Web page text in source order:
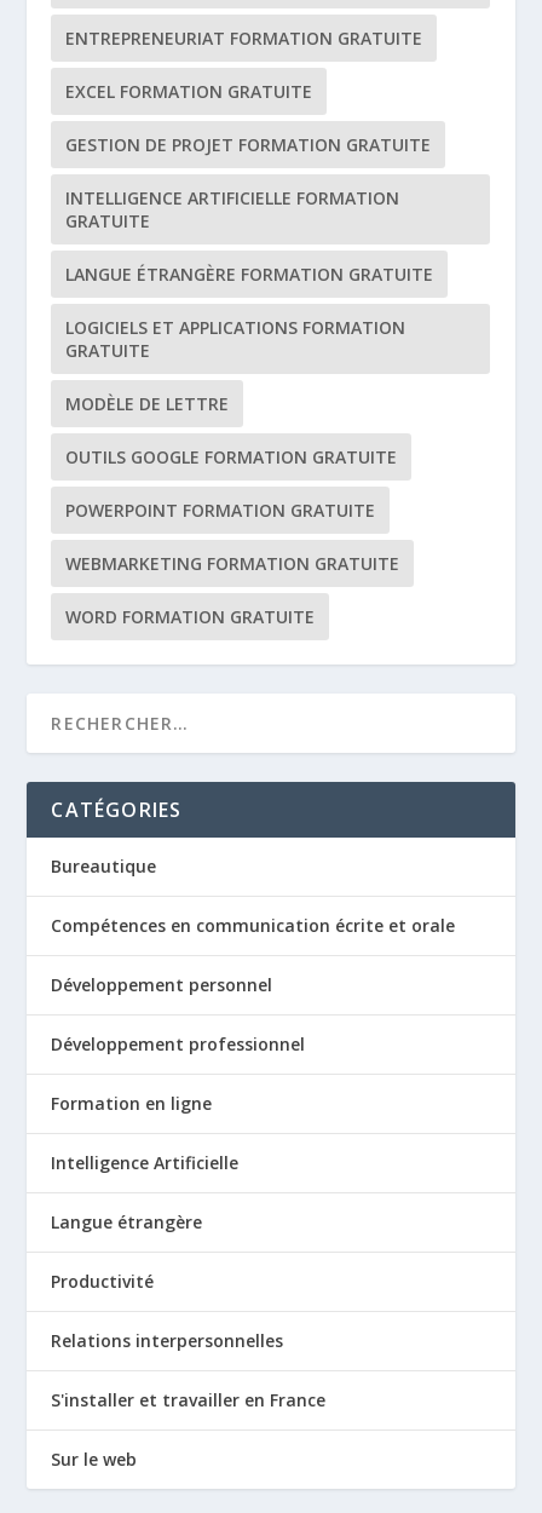
ENTREPRENEURIAT FORMATION GRATUITE
EXCEL FORMATION GRATUITE
GESTION DE PROJET FORMATION GRATUITE
INTELLIGENCE ARTIFICIELLE FORMATION
GRATUITE
LANGUE ÉTRANGÈRE FORMATION GRATUITE
LOGICIELS ET APPLICATIONS FORMATION
GRATUITE
MODÈLE DE LETTRE
OUTILS GOOGLE FORMATION GRATUITE
POWERPOINT FORMATION GRATUITE
WEBMARKETING FORMATION GRATUITE
WORD FORMATION GRATUITE
CATÉGORIES
Bureautique
Compétences en communication écrite et orale
Développement personnel
Développement professionnel
Formation en ligne
Intelligence Artificielle
Langue étrangère
Productivité
Relations interpersonnelles
S'installer et travailler en France
Sur le web